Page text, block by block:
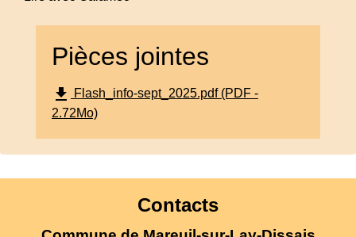
Pièces jointes
file_download
Flash_info-sept_2025.pdf (PDF -
2.72Mo)
Contacts